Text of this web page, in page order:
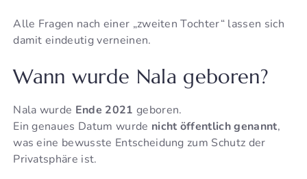
Alle Fragen nach einer „zweiten Tochter“ lassen sich
damit eindeutig verneinen.
Wann wurde Nala geboren?
Nala wurde Ende 2021 geboren.
Ein genaues Datum wurde nicht öffentlich genannt,
was eine bewusste Entscheidung zum Schutz der
Privatsphäre ist.